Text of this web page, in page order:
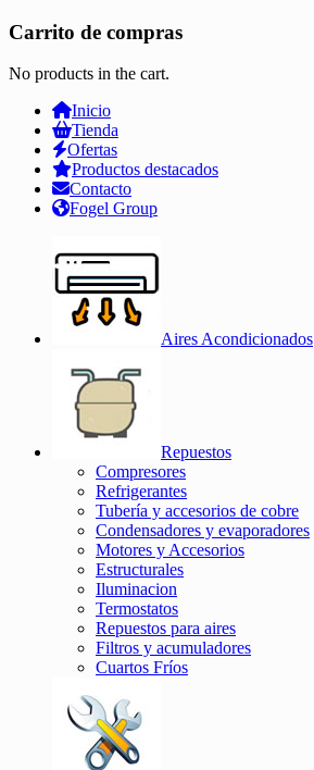
Carrito de compras
No products in the cart.
Inicio
Tienda
Ofertas
Productos destacados
Contacto
Fogel Group
Aires Acondicionados
Repuestos
Compresores
Refrigerantes
Tubería y accesorios de cobre
Condensadores y evaporadores
Motores y Accesorios
Estructurales
Iluminacion
Termostatos
Repuestos para aires
Filtros y acumuladores
Cuartos Fríos